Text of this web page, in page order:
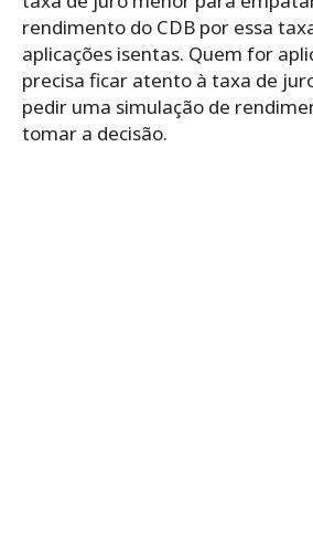
rendimento do CDB por essa
aplicações isentas. Quem for
precisa ficar atento à taxa de
pedir uma simulação de
tomar a decisão.